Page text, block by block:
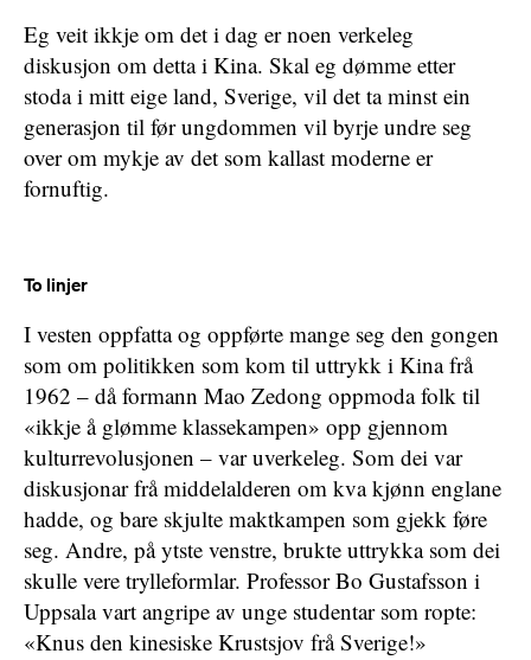
Eg veit ikkje om det i dag er noen verkeleg
diskusjon om detta i Kina. Skal eg dømme etter
stoda i mitt eige land, Sverige, vil det ta minst ein
generasjon til før ungdommen vil byrje undre seg
over om mykje av det som kallast moderne er
fornuftig.
To linjer
I vesten oppfatta og oppførte mange seg den gongen
som om politikken som kom til uttrykk i Kina frå
1962 – då formann Mao Zedong oppmoda folk til
«ikkje å glømme klassekampen» opp gjennom
kulturrevolusjonen – var uverkeleg. Som dei var
diskusjonar frå middelalderen om kva kjønn englane
hadde, og bare skjulte maktkampen som gjekk føre
seg. Andre, på ytste venstre, brukte uttrykka som dei
skulle vere trylleformlar. Professor Bo Gustafsson i
Uppsala vart angripe av unge studentar som ropte:
«Knus den kinesiske Krustsjov frå Sverige!»